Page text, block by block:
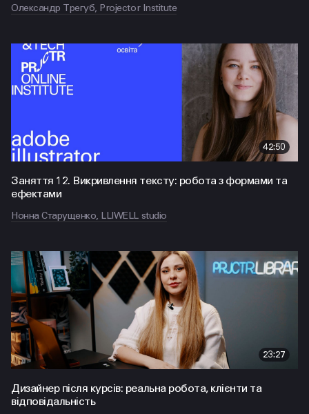
Олександр Трегуб, Projector Institute
42:50
Заняття 12. Викривлення тексту: робота з формами та
ефектами
Нонна Старущенко, LLIWELL studio
23:27
Дизайнер після курсів: реальна робота, клієнти та
відповідальність